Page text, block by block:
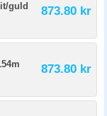
guld
873.80 kr
873.80 kr